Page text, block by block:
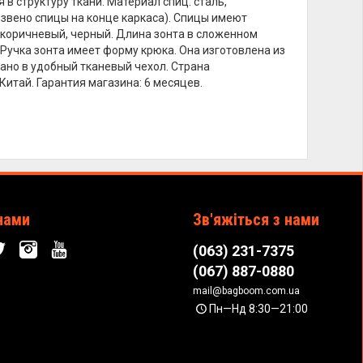
звено спицы на конце каркаса). Спицы имеют
черный. Длина зонта в сложенном
зонта имеет форму крюка. Она изготовлена из
в удобный тканевый чехол. Страна
Гарантия магазина: 6 месяцев.
Зв'яжіться з нами
(063) 231-7375
(067) 887-0880
mail@bagboom.com.ua
Пн—Нд 8:30—21:00